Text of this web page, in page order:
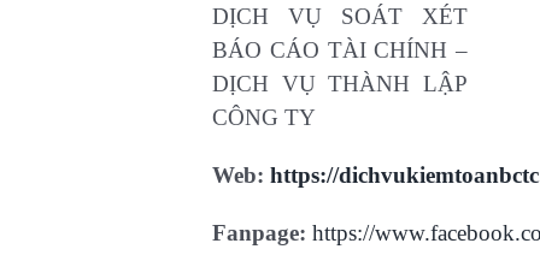
DỊCH VỤ SOÁT XÉT
BÁO CÁO TÀI CHÍNH –
DỊCH VỤ THÀNH LẬP
CÔNG TY
Web: https://
Fanpage: https://